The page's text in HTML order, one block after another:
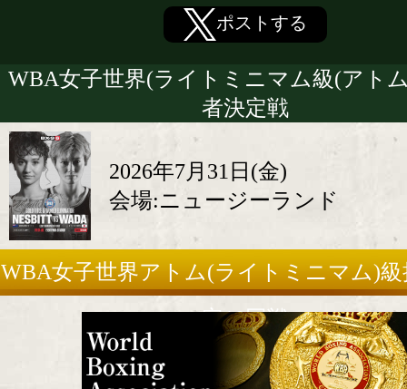
ポストする
WBA女子世界(ライトミニマム級(アト
者決定戦
2026年7月31日(金)
会場:ニュージーランド
WBA女子世界アトム(ライトミニマム)級
定10回戦